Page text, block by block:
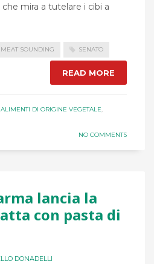
mira a tutelare i cibi a
MEAT SOUNDING SENATO
READ MORE
ALIMENTI DI ORIGINE VEGETALE,
NO COMMENTS
lancia la
con pasta di
DONADELLI